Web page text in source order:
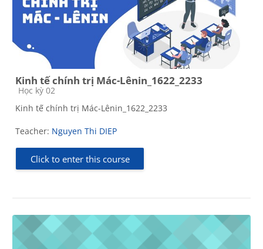
Kinh tế chính trị Mác-Lênin_1622_2233
Course category
Học kỳ 02
Kinh tế chính trị Mác-Lênin_1622_2233
Teacher: Nguyen Thi DIEP
Click to enter this course